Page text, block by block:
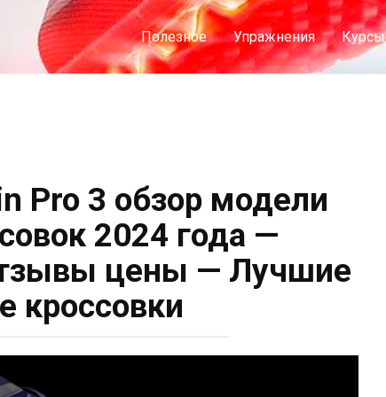
Полезное Упражнения Курсы
Pro 3 обзор модели
2024 года —
цены — Лучшие
кроссовки